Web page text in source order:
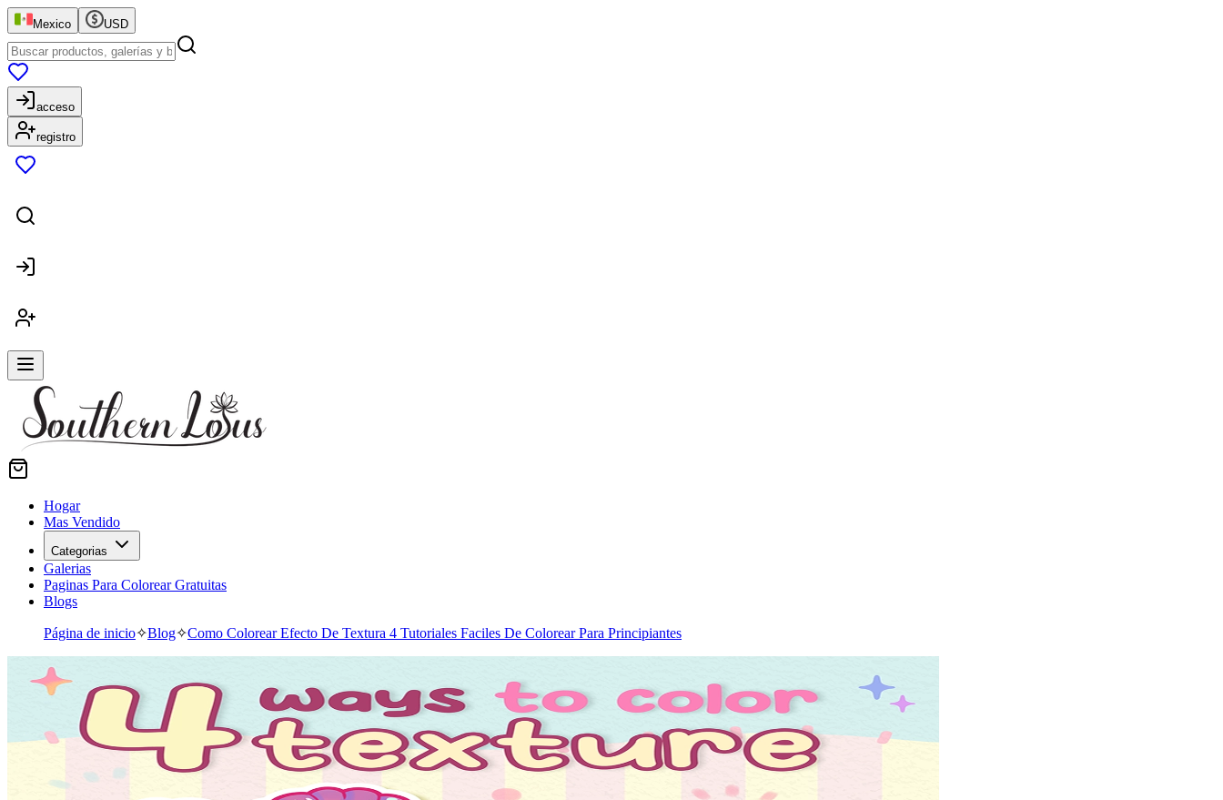
Mexico USD
acceso
registro
Hogar
Mas Vendido
Categorias
Galerias
Paginas Para Colorear Gratuitas
Blogs
Página de inicio✧Blog✧Como Colorear Efecto De Textura 4 Tutoriales Faciles De Colorear Para Principiantes